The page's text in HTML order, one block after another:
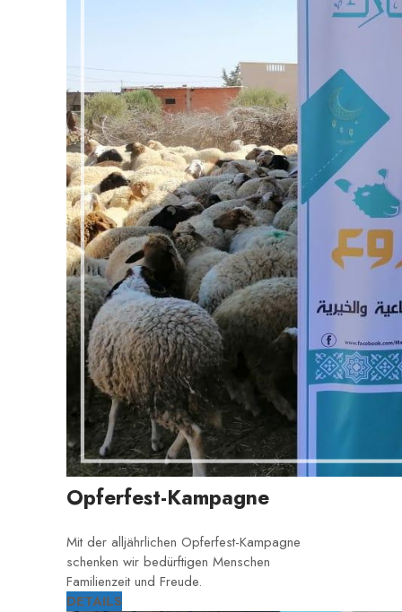
Opferfest-Kampagne
Mit der alljährlichen Opferfest-Kampagne
schenken wir bedürftigen Menschen
Familienzeit und Freude.
DETAILS